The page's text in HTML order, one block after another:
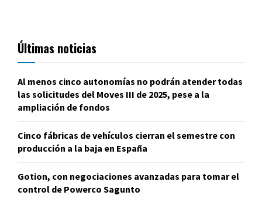
Últimas noticias
Al menos cinco autonomías no podrán atender todas
las solicitudes del Moves III de 2025, pese a la
ampliación de fondos
Cinco fábricas de vehículos cierran el semestre con
producción a la baja en España
Gotion, con negociaciones avanzadas para tomar el
control de Powerco Sagunto